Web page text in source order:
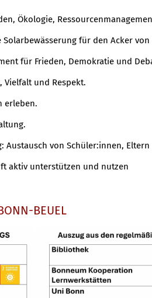
Ökologie,
für den Acker
für Frieden, Demokratie und
Vielfalt und Respekt.
erleben.
von Schüler:innen,
aktiv unterstützen und nutzen
BEUEL